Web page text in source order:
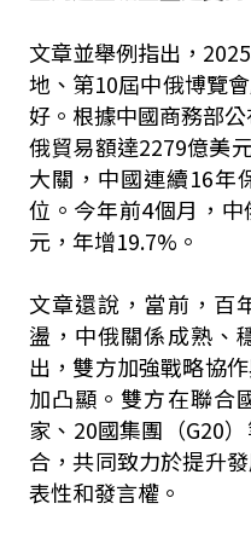
文章並舉例指出，
地、第10屆中俄博覽
好。根據中國商務部
俄貿易額達2279億美
大關，中國連續16年
位。今年前4個月，
元，年增19.7%。
文章還說，當前，百
盪，中俄關係成熟、
出，雙方加強戰略協
加凸顯。雙方在聯合
家、20國集團（G20
合，共同致力於提升
表性和發言權。